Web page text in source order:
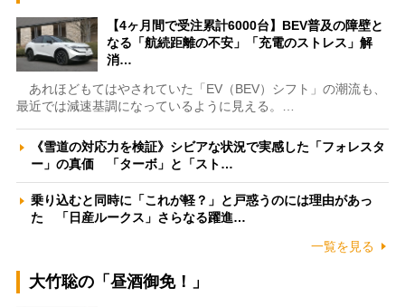
【4ヶ月間で受注累計6000台】BEV普及の障壁と
なる「航続距離の不安」「充電のストレス」解
消…
あれほどもてはやされていた「EV（BEV）シフト」の潮流も、
最近では減速基調になっているように見える。…
《雪道の対応力を検証》シビアな状況で実感した「フォレスタ
ー」の真価 「ターボ」と「スト…
乗り込むと同時に「これが軽？」と戸惑うのには理由があっ
た 「日産ルークス」さらなる躍進…
一覧を見る
大竹聡の「昼酒御免！」